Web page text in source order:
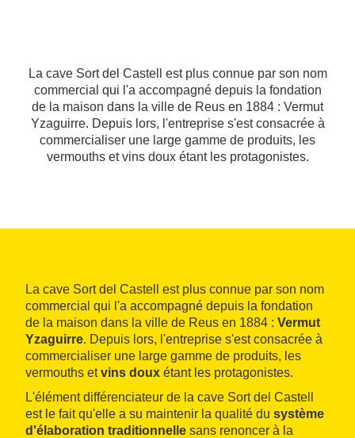
La cave Sort del Castell est plus connue par son nom
commercial qui l'a accompagné depuis la fondation
de la maison dans la ville de Reus en 1884 : Vermut
Yzaguirre. Depuis lors, l'entreprise s'est consacrée à
commercialiser une large gamme de produits, les
vermouths et vins doux étant les protagonistes.
La cave Sort del Castell est plus connue par son nom
commercial qui l'a accompagné depuis la fondation
de la maison dans la ville de Reus en 1884 : Vermut
Yzaguirre. Depuis lors, l'entreprise s'est consacrée à
commercialiser une large gamme de produits, les
vermouths etvins doux étant les protagonistes.
L'élément différenciateur de la cave Sort del Castell
est le fait qu'elle a su maintenir la qualité du système
d'élaboration traditionnelle sans renoncer à la